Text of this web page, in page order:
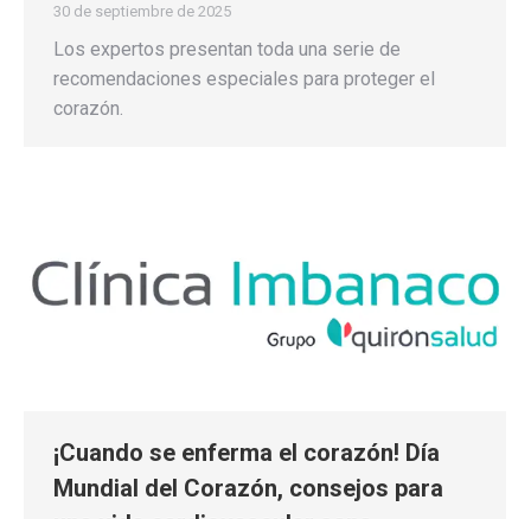
30 de septiembre de 2025
Los expertos presentan toda una serie de
recomendaciones especiales para proteger el
corazón.
¡Cuando se enferma el corazón! Día
Mundial del Corazón, consejos para